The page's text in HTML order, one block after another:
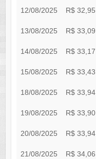
12/08/2025 R$ 32,95
13/08/2025 R$ 33,09
14/08/2025 R$ 33,17
15/08/2025 R$ 33,43
18/08/2025 R$ 33,94
19/08/2025 R$ 33,90
20/08/2025 R$ 33,94
21/08/2025 R$ 34,06